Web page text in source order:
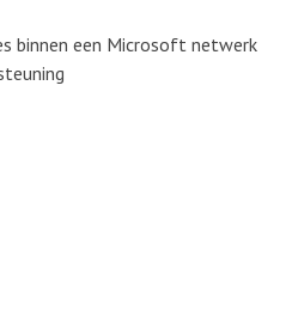
binnen een Microsoft netwerk